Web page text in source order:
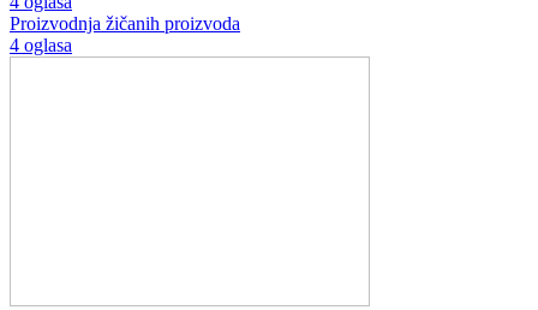
Proizvodnja žičanih proizvoda
4 oglasa